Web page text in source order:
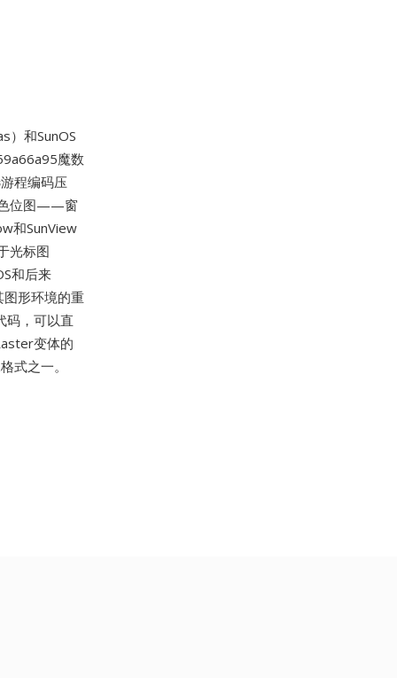
）和SunOS
魔数
程编码压
色位图——窗
和SunView
光标图
和后来
图形环境的重
码，可以直
变体的
式之一。